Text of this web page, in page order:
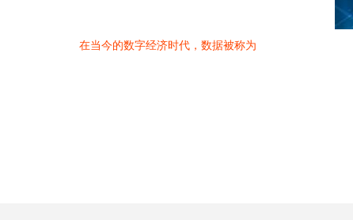
在当今的数字经济时代，数据被称为